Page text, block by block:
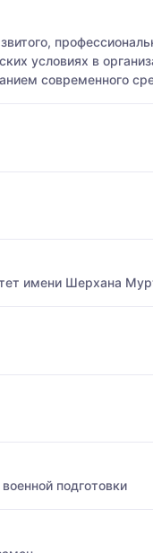
условиях в
современного
имени Шерхана
подготовки